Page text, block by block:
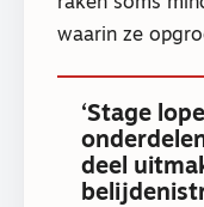
waarin ze
‘Stage
deel